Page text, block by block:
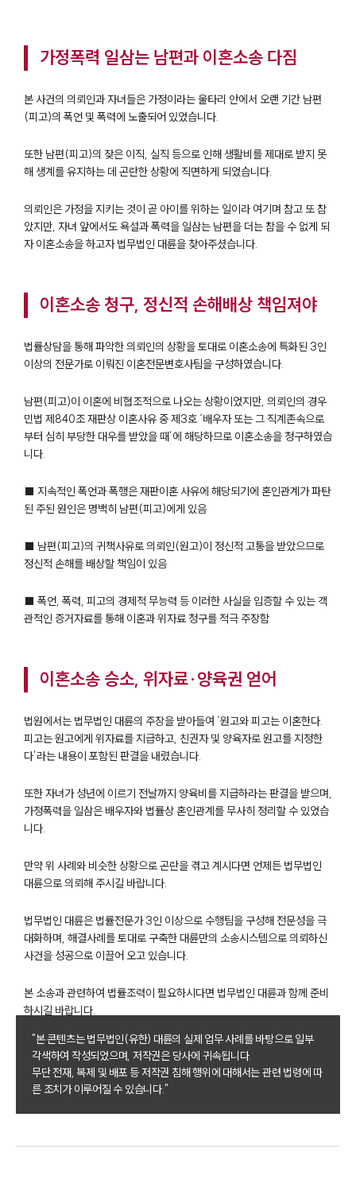
부소개
부소개
오시는 길
고객의 소리
통합검색
AI대륜
업무사례
가정폭력 일삼는 남편과 이혼소송 다짐
본 사건의 의뢰인과 자녀들은 가정이라는 울타리 안에서 오랜 기간 남편
(피고)의 폭언 및 폭력에 노출되어 있었습니다.
또한 남편(피고)의 잦은 이직, 실직 등으로 인해 생활비를 제대로 받지 못
해 생계를 유지하는 데 곤란한 상황에 직면하게 되었습니다.
의뢰인은 가정을 지키는 것이 곧 아이를 위하는 일이라 여기며 참고 또 참
았지만, 자녀 앞에서도 욕설과 폭력을 일삼는 남편을 더는 참을 수 없게 되
자 이혼소송을 하고자 법무법인 대륜을 찾아주셨습니다.
이혼소송 청구, 정신적 손해배상 책임져야
법률상담을 통해 파악한 의뢰인의 상황을 토대로 이혼소송에 특화된 3인
이상의 전문가로 이뤄진 이혼전문변호사팀을 구성하였습니다.
남편(피고)이 이혼에 비협조적으로 나오는 상황이었지만, 의뢰인의 경우
민법 제840조 재판상 이혼사유 중 제3호 ‘배우자 또는 그 직계존속으로
부터 심히 부당한 대우를 받았을 때’에 해당하므로 이혼소송을 청구하였습
니다.
■ 지속적인 폭언과 폭행은 재판이혼 사유에 해당되기에 혼인관계가 파탄
된 주된 원인은 명백히 남편(피고)에게 있음
■ 남편(피고)의 귀책사유로 의뢰인(원고)이 정신적 고통을 받았으므로
정신적 손해를 배상할 책임이 있음
■ 폭언, 폭력, 피고의 경제적 무능력 등 이러한 사실을 입증할 수 있는 객
관적인 증거자료를 통해 이혼과 위자료 청구를 적극 주장함
이혼소송 승소, 위자료·양육권 얻어
법원에서는 법무법인 대륜의 주장을 받아들여 ‘원고와 피고는 이혼한다.
피고는 원고에게 위자료를 지급하고, 친권자 및 양육자로 원고를 지정한
다’라는 내용이 포함된 판결을 내렸습니다.
또한 자녀가 성년에 이르기 전날까지 양육비를 지급하라는 판결을 받으며,
가정폭력을 일삼은 배우자와 법률상 혼인관계를 무사히 정리할 수 있었습
니다.
만약 위 사례와 비슷한 상황으로 곤란을 겪고 계시다면 언제든 법무법인
대륜으로 의뢰해 주시길 바랍니다.
법무법인 대륜은 법률전문가 3인 이상으로 수행팀을 구성해 전문성을 극
대화하며, 해결사례를 토대로 구축한 대륜만의 소송시스템으로 의뢰하신
사건을 성공으로 이끌어 오고 있습니다.
본 소송과 관련하여 법률조력이 필요하시다면 법무법인 대륜과 함께 준비
하시길 바랍니다.
"본 콘텐츠는 법무법인(유한) 대륜의 실제 업무 사례를 바탕으로 일부
각색하여 작성되었으며, 저작권은 당사에 귀속됩니다.
무단 전재, 복제 및 배포 등 저작권 침해 행위에 대해서는 관련 법령에 따
른 조치가 이루어질 수 있습니다."